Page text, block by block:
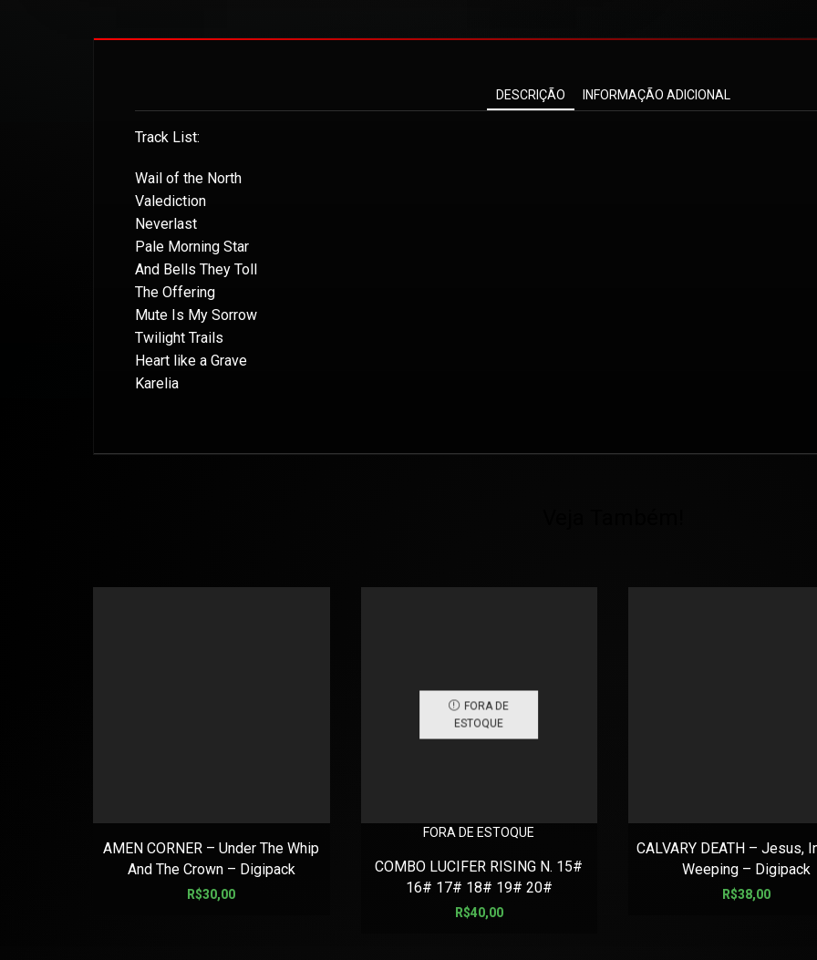
DESCRIÇÃO INFORMAÇÃO ADICIONAL
Track List:
Wail of the North
Valediction
Neverlast
Pale Morning Star
And Bells They Toll
The Offering
Mute Is My Sorrow
​Twilight Trails
Heart like a Grave
​Karelia
AMEN CORNER – Under The Whip
And The Crown – Digipack
R$30,00
FORA DE
ESTOQUE
FORA DE ESTOQUE
COMBO LUCIFER RISING N. 15#
16# 17# 18# 19# 20#
R$40,00
CALVARY DEATH – Jesus,
Weeping – Digipack
R$38,00